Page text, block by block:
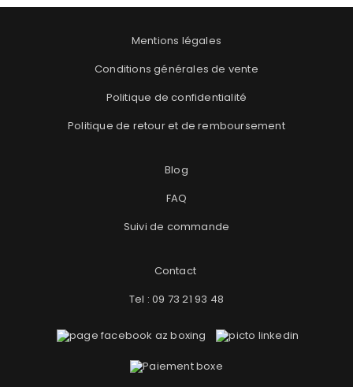
Mentions légales
Conditions générales de vente
Politique de confidentialité
Politique de retour et de remboursement
Blog
FAQ
Suivi de commande
Contact
Tel : 09 73 21 93 48